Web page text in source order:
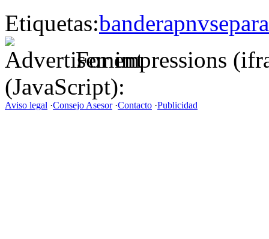
Etiquetas:banderapnv
For impressions
(JavaScript):
Aviso legal ·Consejo Asesor·Contacto ·Publicidad